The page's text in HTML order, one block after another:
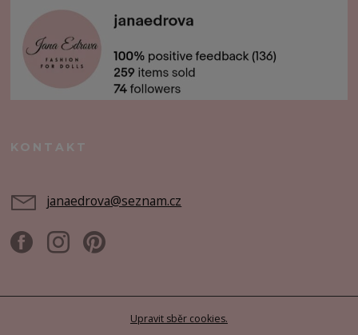
KONTAKT
janaedrova@seznam.cz
Upravit sběr cookies.